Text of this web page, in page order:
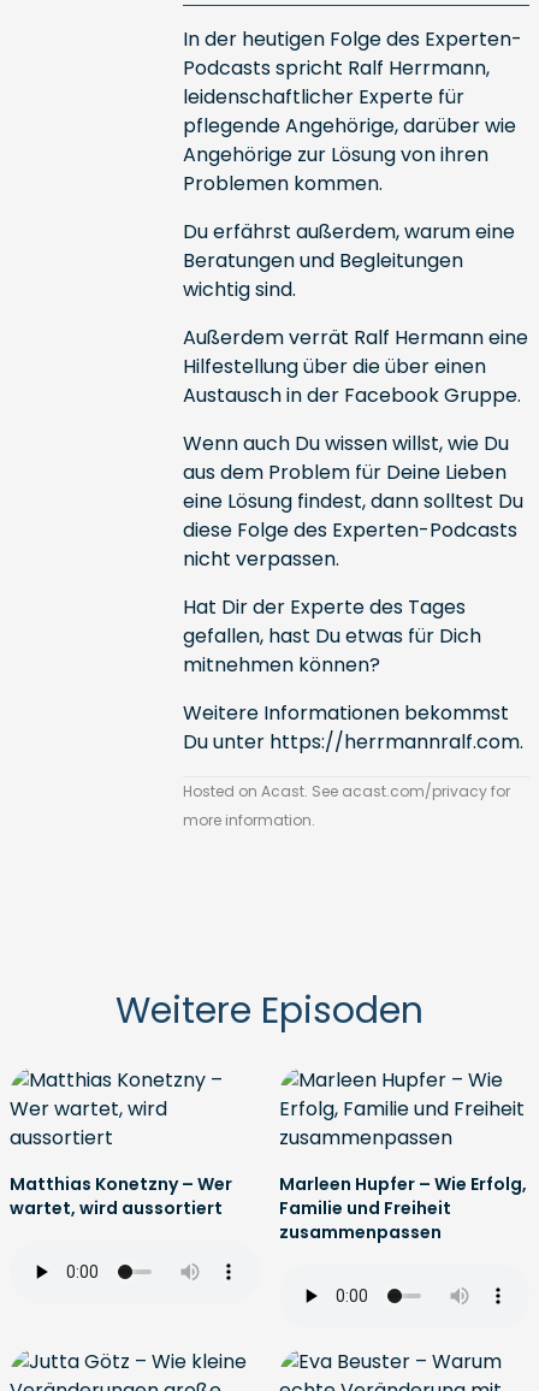
In der heutigen Folge des Experten-
Podcasts spricht Ralf Herrmann,
leidenschaftlicher Experte für
pflegende Angehörige, darüber wie
Angehörige zur Lösung von ihren
Problemen kommen.
Du erfährst außerdem, warum eine
Beratungen und Begleitungen
wichtig sind.
Außerdem verrät Ralf Hermann eine
Hilfestellung über die über einen
Austausch in der Facebook Gruppe.
Wenn auch Du wissen willst, wie Du
aus dem Problem für Deine Lieben
eine Lösung findest, dann solltest Du
diese Folge des Experten-Podcasts
nicht verpassen.
Hat Dir der Experte des Tages
gefallen, hast Du etwas für Dich
mitnehmen können?
Weitere Informationen bekommst
Du unter https://herrmannralf.com.
Hosted on Acast. See acast.com/privacyfor
more information.
Weitere Episoden
Matthias Konetzny – Wer
wartet, wird aussortiert
Marleen Hupfer – Wie Erfolg,
Familie und Freiheit
zusammenpassen